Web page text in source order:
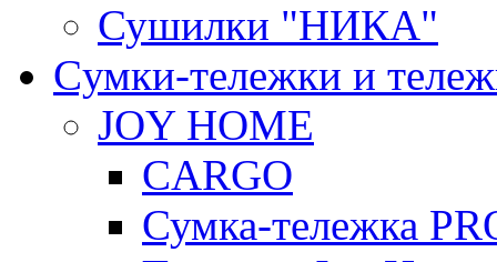
Сушилки "НИКА"
Cумки-тележки и
JOY HOME
CARGO
Сумка-тележка